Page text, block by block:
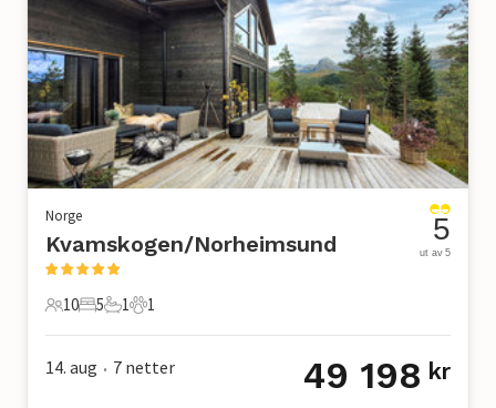
Norge
Kvamskogen/Norheimsund
10 Gjester
10
5 Soverom
5
1 Bad
1
1 Kjæledyr
1
5
ut av 5
14. aug • 7 netter 49 198 kr